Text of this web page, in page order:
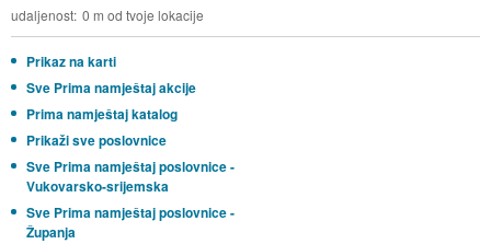
udaljenost 0 m od tvoje lokacije
Prikaz na karti
Sve Prima namještaj akcije
Prima namještaj katalog
Prikaži sve poslovnice
Sve Prima namještaj poslovnice -
Vukovarsko-srijemska
Sve Prima namještaj poslovnice -
Županja